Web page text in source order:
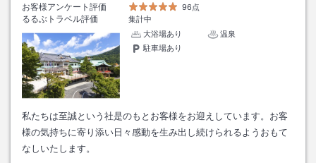
お客様アンケート評価
96点
るるぶトラベル評価
集計中
大浴場あり
温泉
駐車場あり
私たちは至誠という社是のもとお客様をお迎えしています。お客
様の気持ちに寄り添い日々感動を生み出し続けられるようおもて
なしいたします。